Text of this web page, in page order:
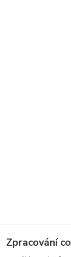
Zpracování